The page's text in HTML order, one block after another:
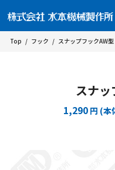
Top / フック / スナップフックAW型
スナッ
1,290 円 (本